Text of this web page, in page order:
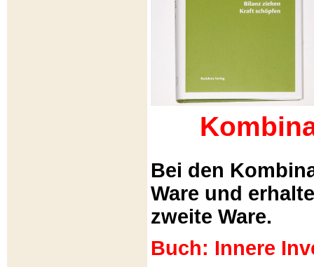
Bei den
Ware und
zweite Ware.
Buch: Innere